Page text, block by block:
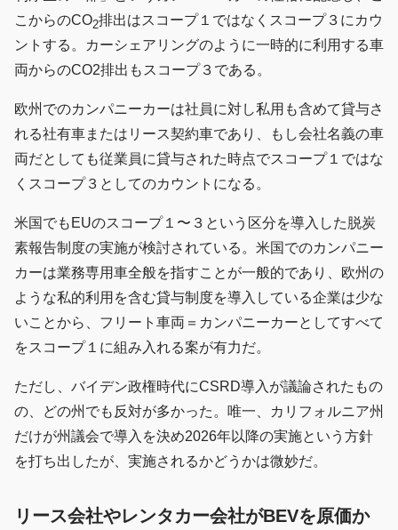
こからのCO2排出はスコープ１ではなくスコープ３にカウ
ントする。カーシェアリングのように一時的に利用する車
両からのCO2排出もスコープ３である。
欧州でのカンパニーカーは社員に対し私用も含めて貸与さ
れる社有車またはリース契約車であり、もし会社名義の車
両だとしても従業員に貸与された時点でスコープ１ではな
くスコープ３としてのカウントになる。
米国でもEUのスコープ１〜３という区分を導入した脱炭
素報告制度の実施が検討されている。米国でのカンパニー
カーは業務専用車全般を指すことが一般的であり、欧州の
ような私的利用を含む貸与制度を導入している企業は少な
いことから、フリート車両＝カンパニーカーとしてすべて
をスコープ１に組み入れる案が有力だ。
ただし、バイデン政権時代にCSRD導入が議論されたもの
の、どの州でも反対が多かった。唯一、カリフォルニア州
だけが州議会で導入を決め2026年以降の実施という方針
を打ち出したが、実施されるかどうかは微妙だ。
リース会社やレンタカー会社がBEVを原価か